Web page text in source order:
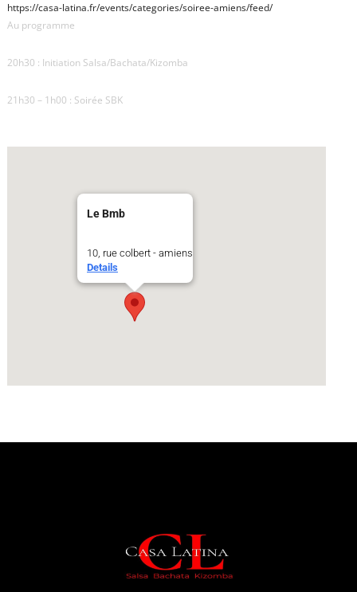
https://casa-latina.fr/events/categories/soiree-amiens/feed/
Au programme
20h30 : Initiation Salsa/Bachata/Kizomba
21h30 – 1h00 : Soirée SBK
Le Bmb
10, rue colbert - amiens
Details